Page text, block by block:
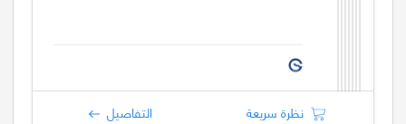
نظرة سريعة التفاصيل